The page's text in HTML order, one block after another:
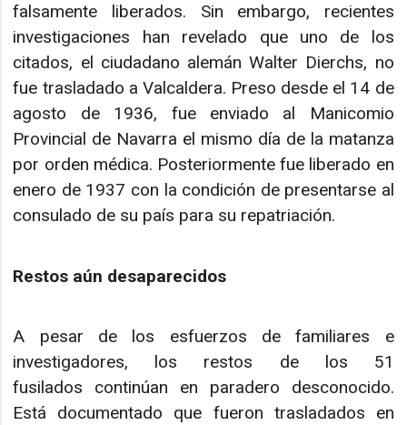
falsamente liberados. Sin embargo, recientes
investigaciones han revelado que uno de los
citados, el ciudadano alemán Walter Dierchs, no
fue trasladado a Valcaldera. Preso desde el 14 de
agosto de 1936, fue enviado al Manicomio
Provincial de Navarra el mismo día de la matanza
por orden médica. Posteriormente fue liberado en
enero de 1937 con la condición de presentarse al
consulado de su país para su repatriación.
Restos aún desaparecidos
A pesar de los esfuerzos de familiares e
investigadores, los restos de los 51
fusilados continúan en paradero desconocido.
Está documentado que fueron trasladados en